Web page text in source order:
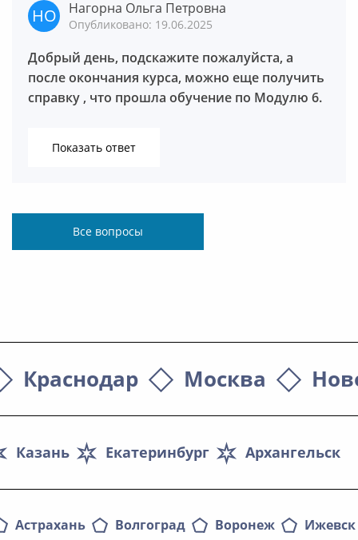
Нагорна Ольга Петровна
Опубликовано: 19.06.2025
Добрый день, подскажите пожалуйста, а
после окончания курса, можно еще получить
справку , что прошла обучение по Модулю 6.
Показать ответ
Все вопросы
Краснодар Москва
Архангельск
Екатеринбург
Казань
Астрахань Волгоград Воронеж Ижевск